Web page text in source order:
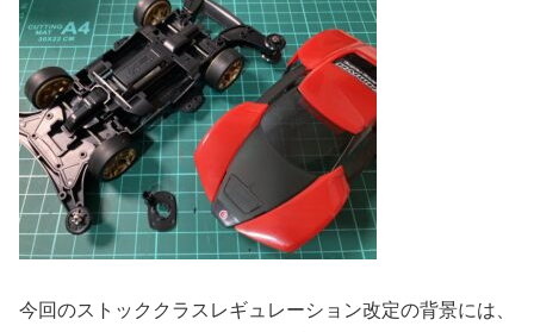
今回のストッククラスレギュレーション改定の背景には、